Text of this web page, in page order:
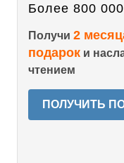
Более 800 000
Получи 2
подарок и
чтением
ПОЛУЧИТЬ